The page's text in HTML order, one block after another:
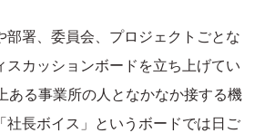
部署、委員会、プロジェクトごとな
スカッションボードを立ち上げてい
ある事業所の人となかなか接する機
社長ボイス」というボードでは日ご